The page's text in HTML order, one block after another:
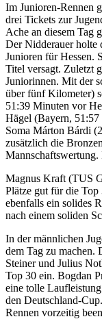
Im Junioren-Rennen
drei Tickets zur
Ache an diesem Tag
Der Nidderauer holte
Junioren für Hessen.
Titel versagt. Zuletzt
Juniorinnen. Mit der
über fünf Kilometer)
51:39 Minuten vor
Hägel (Bayern,
Soma Márton Bárdi
zusätzlich die
Magnus Kraft (TUS
Plätze gut für die
ebenfalls ein solides
nach einem soliden
In der männlichen
dem Tag zu machen.
Steiner und Julius
Top 30 ein. Bogdan
eine tolle
den Deutschland-
Rennen vorzeitig